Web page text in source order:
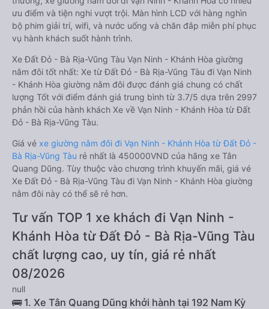
ưu điểm và tiện nghi vượt trội. Màn hình LCD với hàng nghìn
bộ phim giải trí, wifi, và nước uống và chăn đắp miễn phí phục
vụ hành khách suốt hành trình.
Xe Đất Đỏ - Bà Rịa-Vũng Tàu Vạn Ninh - Khánh Hòa giường
nằm đôi tốt nhất: Xe từ Đất Đỏ - Bà Rịa-Vũng Tàu đi Vạn Ninh
- Khánh Hòa giường nằm đôi được đánh giá chung có chất
lượng Tốt với điểm đánh giá trung bình từ 3.7/5 dựa trên 2997
phản hồi của hành khách Xe về Vạn Ninh - Khánh Hòa từ Đất
Đỏ - Bà Rịa-Vũng Tàu.
Giá vé xe giường nằm đôi đi Vạn Ninh - Khánh Hòa từ Đất Đỏ -
Bà Rịa-Vũng Tàu rẻ nhất là 450000VND của hãng xe Tân
Quang Dũng. Tùy thuộc vào chương trình khuyến mãi, giá vé
Xe Đất Đỏ - Bà Rịa-Vũng Tàu đi Vạn Ninh - Khánh Hòa giường
nằm đôi này có thể sẽ rẻ hơn.
Tư vấn TOP 1 xe khách đi Vạn Ninh -
Khánh Hòa từ Đất Đỏ - Bà Rịa-Vũng Tàu
chất lượng cao, uy tín, giá rẻ nhất
08/2026
null
🚌 1. Xe Tân Quang Dũng khởi hành tại 192 Nam Kỳ